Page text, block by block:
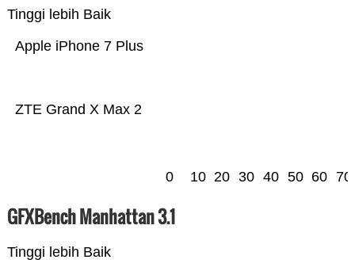
Tinggi lebih Baik
ZTE Grand X Max 2
Apple iPhone 7 Plus
0 10 20 30 40 50 60 70
GFXBench Manhattan 3.1
Tinggi lebih Baik